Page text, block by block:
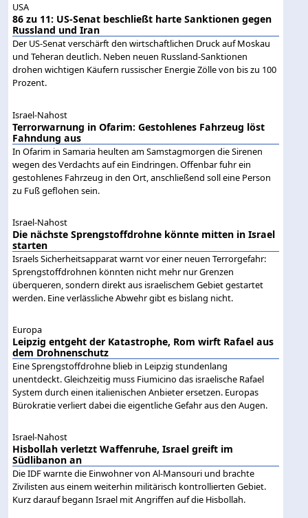
USA
86 zu 11: US-Senat beschließt harte Sanktionen gegen
Russland und Iran
Der US-Senat verschärft den wirtschaftlichen Druck auf Moskau
und Teheran deutlich. Neben neuen Russland-Sanktionen
drohen wichtigen Käufern russischer Energie Zölle von bis zu 100
Prozent.
Israel-Nahost
Terrorwarnung in Ofarim: Gestohlenes Fahrzeug löst
Fahndung aus
In Ofarim in Samaria heulten am Samstagmorgen die Sirenen
wegen des Verdachts auf ein Eindringen. Offenbar fuhr ein
gestohlenes Fahrzeug in den Ort, anschließend soll eine Person
zu Fuß geflohen sein.
Israel-Nahost
Die nächste Sprengstoffdrohne könnte mitten in Israel
starten
Israels Sicherheitsapparat warnt vor einer neuen Terrorgefahr:
Sprengstoffdrohnen könnten nicht mehr nur Grenzen
überqueren, sondern direkt aus israelischem Gebiet gestartet
werden. Eine verlässliche Abwehr gibt es bislang nicht.
Europa
Leipzig entgeht der Katastrophe, Rom wirft Rafael aus
dem Drohnenschutz
Eine Sprengstoffdrohne blieb in Leipzig stundenlang
unentdeckt. Gleichzeitig muss Fiumicino das israelische Rafael
System durch einen italienischen Anbieter ersetzen. Europas
Bürokratie verliert dabei die eigentliche Gefahr aus den Augen.
Israel-Nahost
Hisbollah verletzt Waffenruhe, Israel greift im
Südlibanon an
Die IDF warnte die Einwohner von Al-Mansouri und brachte
Zivilisten aus einem weiterhin militärisch kontrollierten Gebiet.
Kurz darauf begann Israel mit Angriffen auf die Hisbollah.